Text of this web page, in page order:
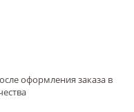
оформления заказа в